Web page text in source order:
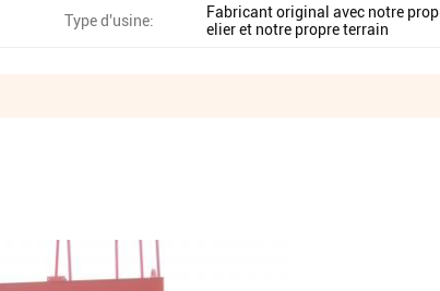
Type d'usine:
Fabricant original avec notre
elier et notre propre terrain